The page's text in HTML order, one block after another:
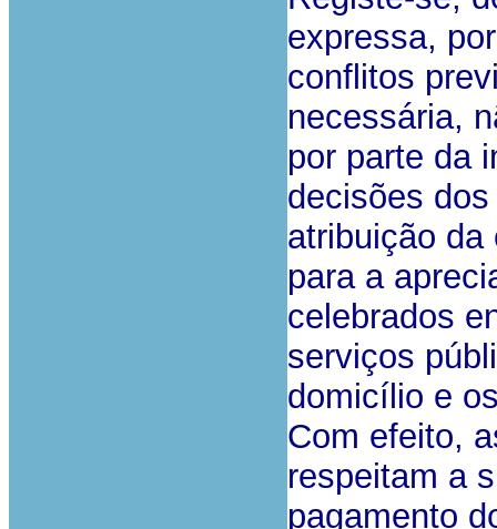
expressa,
conflitos
necessária,
por parte da
decisões
atribuição da
para a
celebrados
serviços
domicílio e
Com efeito,
respeitam a
pagamento